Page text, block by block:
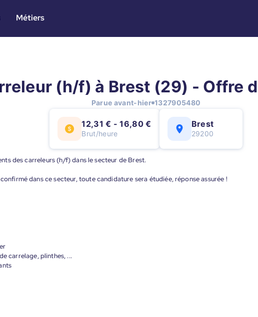
Métiers
(h/f) à Brest (29) - Offre
Parue avant-hier 1327905480
12,31 € - 16,80 €
Brut/heure
Brest
29200
des carreleurs (h/f) dans le secteur de Brest.
dans ce secteur, toute candidature sera étudiée, réponse assurée !
carrelage, plinthes, ...